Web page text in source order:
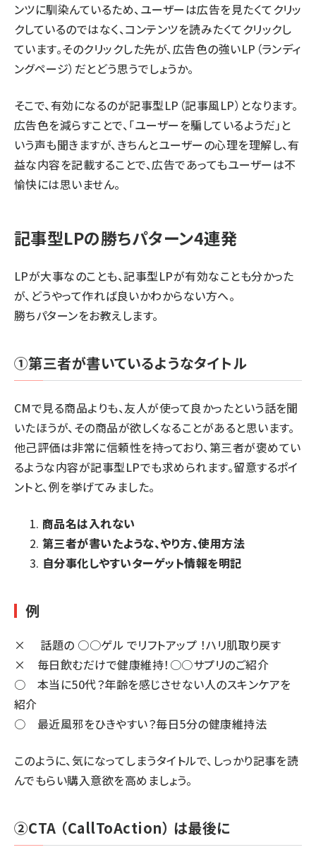
ンツに馴染んているため、ユーザーは広告を見たくてクリッ
クしているのではなく、コンテンツを読みたくてクリックし
ています。そのクリックした先が、広告色の強いLP（ランディ
ングページ）だとどう思うでしょうか。
そこで、有効になるのが記事型LP（記事風LP）となります。
広告色を減らすことで、「ユーザーを騙しているようだ」と
いう声も聞きますが、きちんとユーザーの心理を理解し、有
益な内容を記載することで、広告であってもユーザーは不
愉快には思いません。
記事型LPの勝ちパターン4連発
LPが大事なのことも、記事型LPが有効なことも分かった
が、どうやって作れば良いかわからない方へ。
勝ちパターンをお教えします。
①第三者が書いているようなタイトル
CMで見る商品よりも、友人が使って良かったという話を聞
いたほうが、その商品が欲しくなることがあると思います。
他己評価は非常に信頼性を持っており、第三者が褒めてい
るような内容が記事型LPでも求められます。留意するポイ
ントと、例を挙げてみました。
商品名は入れない
第三者が書いたような、やり方、使用方法
自分事化しやすいターゲット情報を明記
例
× 話題の ○○ゲル でリフトアップ ！ハリ肌取り戻す
× 毎日飲むだけで健康維持！○○サプリのご紹介
○ 本当に50代？年齢を感じさせない人のスキンケアを
紹介
○ 最近風邪をひきやすい？毎日5分の健康維持法
このように、気になってしまうタイトルで、しっかり記事を読
んでもらい購入意欲を高めましょう。
②CTA （CallToAction） は最後に